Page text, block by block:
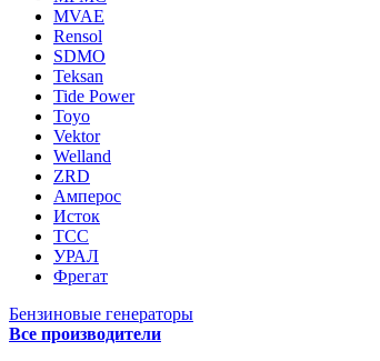
MVAE
Rensol
SDMO
Teksan
Tide Power
Toyo
Vektor
Welland
ZRD
Амперос
Исток
ТСС
УРАЛ
Фрегат
Бензиновые генераторы
Все производители